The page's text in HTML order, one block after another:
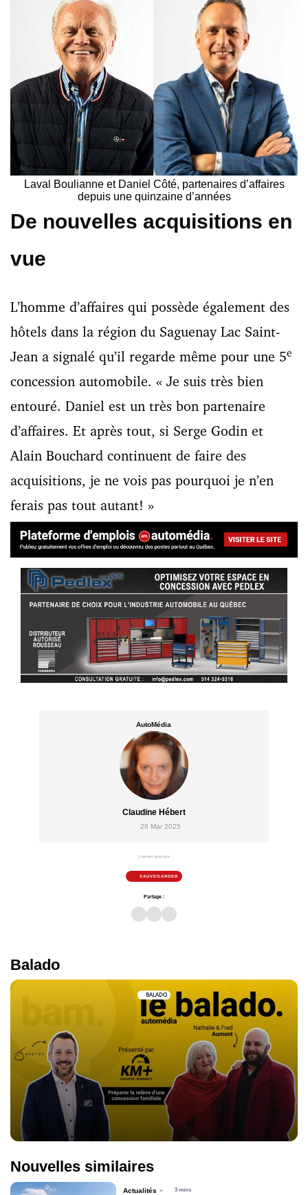
AutoMédia
Claudine Hébert
26 Mar 2025
2 minutes de lecture
SAUVEGARDER
Partage :
Laval Boulianne et Daniel Côté, partenaires d’affaires
depuis une quinzaine d’années
De nouvelles acquisitions en
vue
L’homme d’affaires qui possède également des
hôtels dans la région du Saguenay Lac Saint-
Jean a signalé qu’il regarde même pour une 5e
concession automobile. « Je suis très bien
entouré. Daniel est un très bon partenaire
d’affaires. Et après tout, si Serge Godin et
Alain Bouchard continuent de faire des
acquisitions, je ne vois pas pourquoi je n’en
ferais pas tout autant! »
Balado
BALADO
Nouvelles similaires
Actualités 3 mins